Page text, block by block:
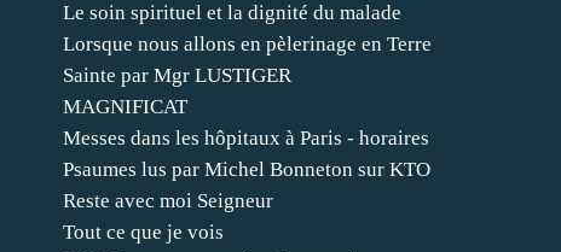
Le soin spirituel et la dignité du malade
Lorsque nous allons en pèlerinage en Terre
Sainte par Mgr LUSTIGER
MAGNIFICAT
Messes dans les hôpitaux à Paris - horaires
Psaumes lus par Michel Bonneton sur KTO
Reste avec moi Seigneur
Tout ce que je vois